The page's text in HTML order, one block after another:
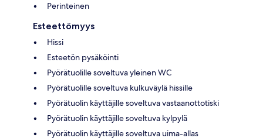
Perinteinen
Esteettömyys
Hissi
Esteetön pysäköinti
Pyörätuolille soveltuva yleinen WC
Pyörätuolille soveltuva kulkuväylä hissille
Pyörätuolin käyttäjille soveltuva vastaanottotiski
Pyörätuolin käyttäjille soveltuva kylpylä
Pyörätuolin käyttäjille soveltuva uima-allas